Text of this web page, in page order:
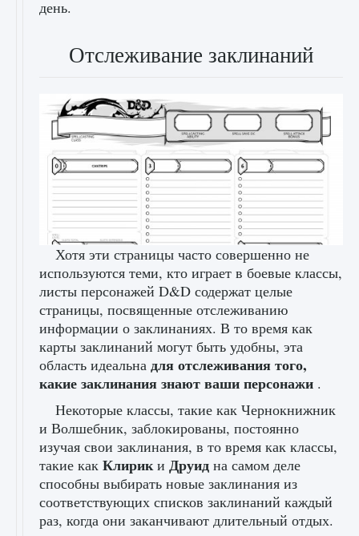
день.
Отслеживание заклинаний
Хотя эти страницы часто совершенно не
используются теми, кто играет в боевые классы,
листы персонажей D&D содержат целые
страницы, посвященные отслеживанию
информации о заклинаниях. В то время как
карты заклинаний могут быть удобны, эта
область идеальна для отслеживания того,
какие заклинания знают ваши персонажи .
Некоторые классы, такие как Чернокнижник
и Волшебник, заблокированы, постоянно
изучая свои заклинания, в то время как классы,
такие как Клирики Друид на самом деле
способны выбирать новые заклинания из
соответствующих списков заклинаний каждый
раз, когда они заканчивают длительный отдых.